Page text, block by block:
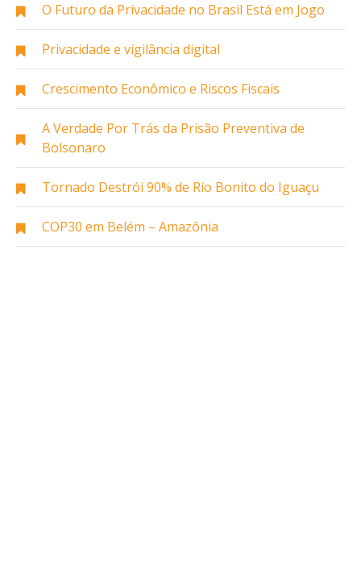
O Futuro da Privacidade no Brasil Está em Jogo
Privacidade e vigilância digital
Crescimento Econômico e Riscos Fiscais
A Verdade Por Trás da Prisão Preventiva de
Bolsonaro
Tornado Destrói 90% de Rio Bonito do Iguaçu
COP30 em Belém – Amazônia